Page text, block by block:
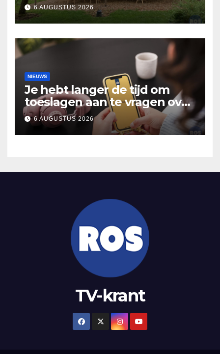
verhalen in Bomentuin D’n
Hooidonk
6 AUGUSTUS 2026
NIEUWS
Je hebt langer de tijd om
toeslagen aan te vragen over
2025
6 AUGUSTUS 2026
TV-krant